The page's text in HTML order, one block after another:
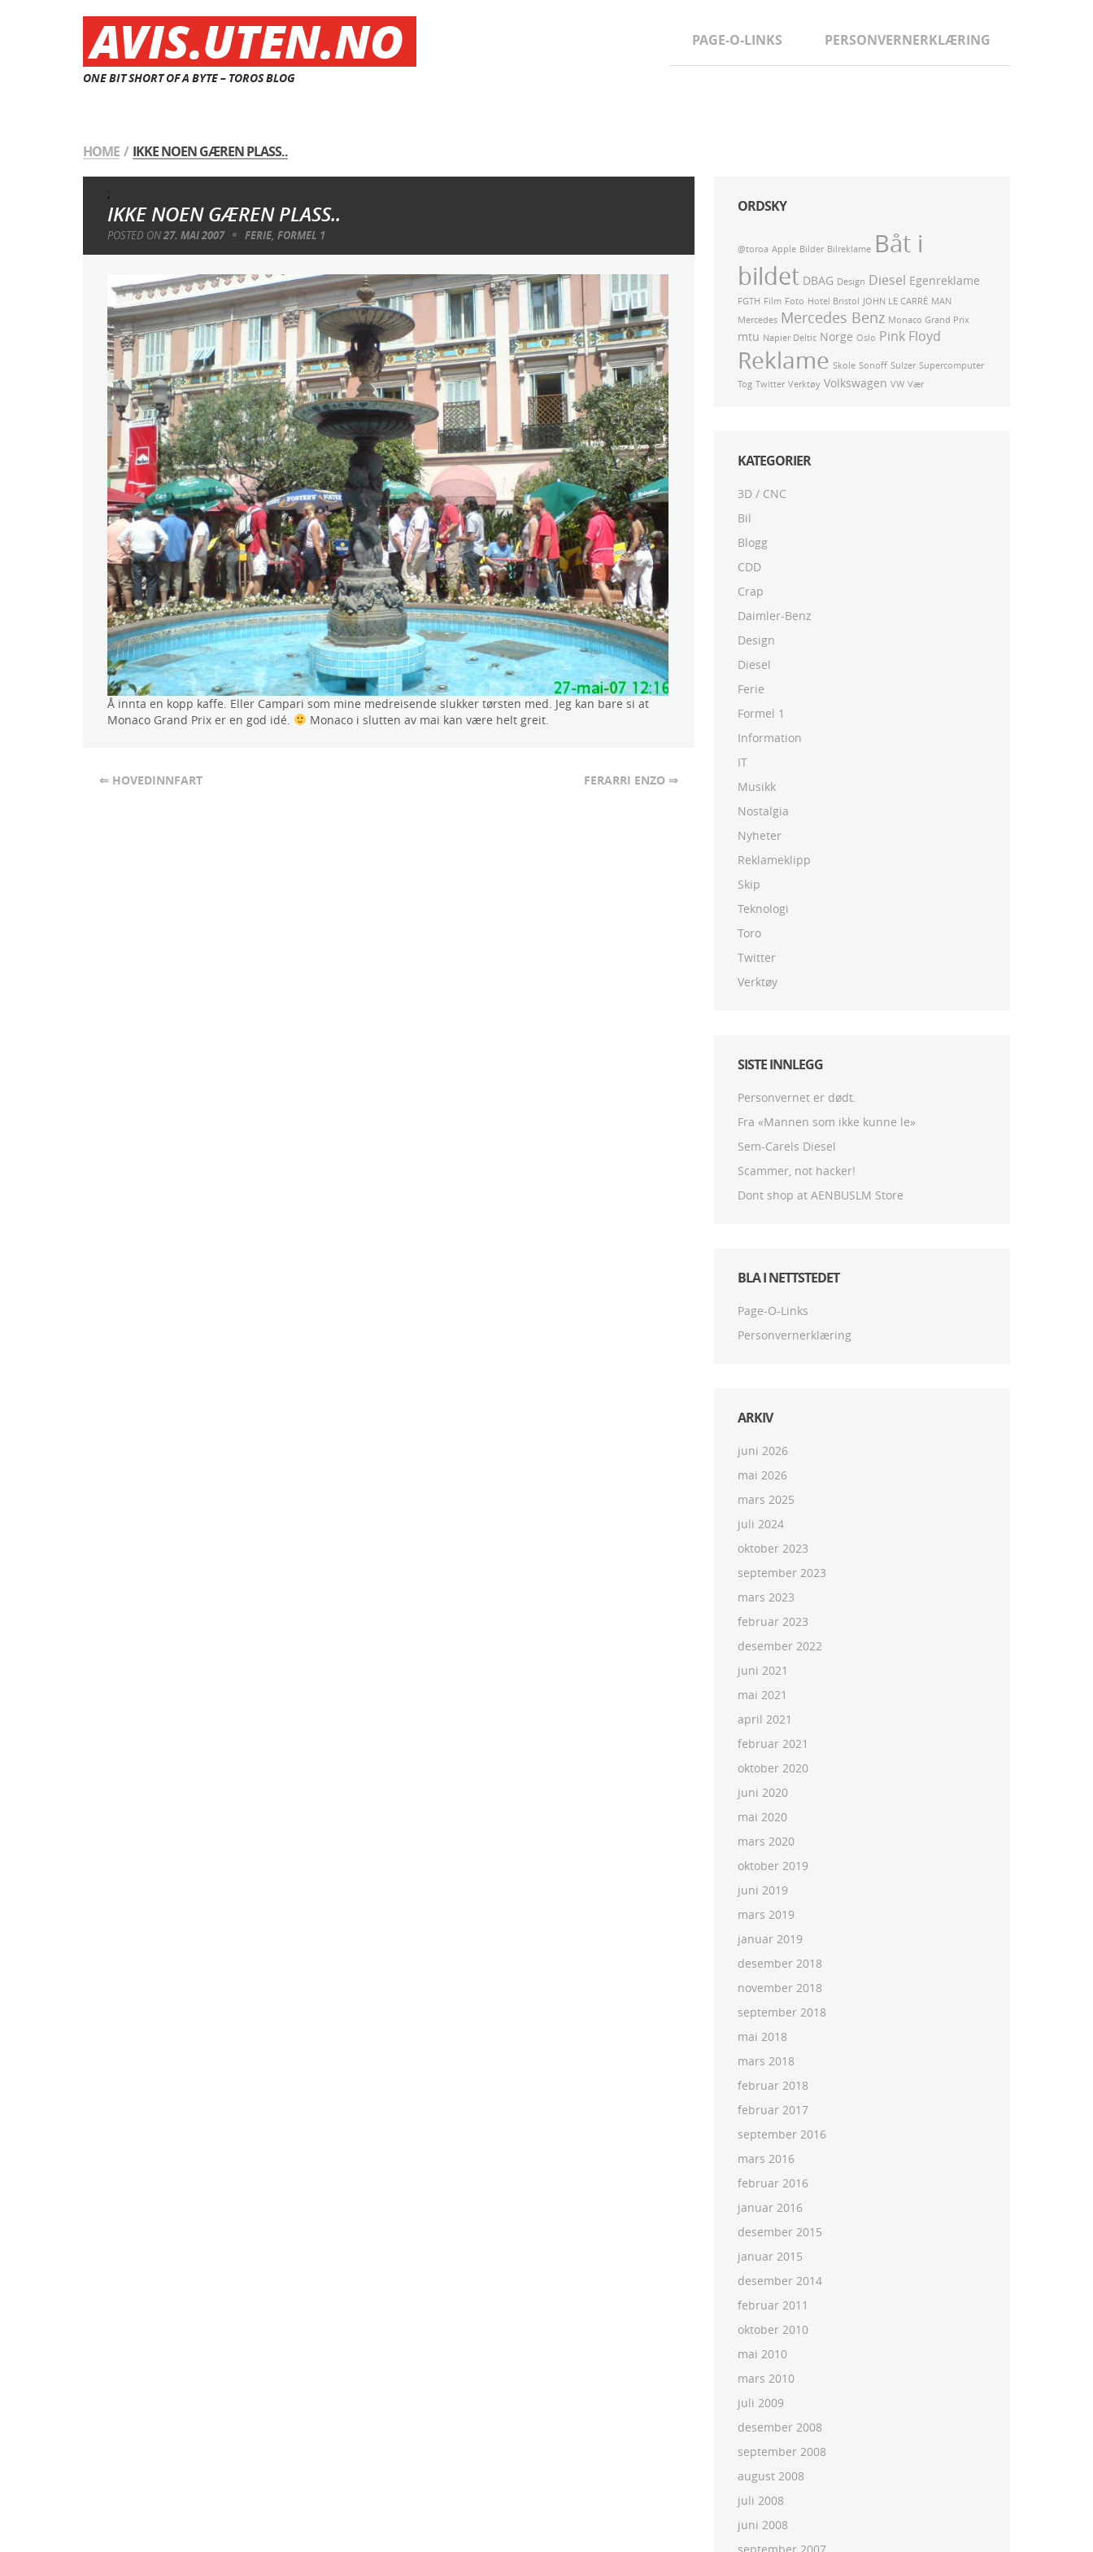
AVIS.UTEN.NO
ONE BIT SHORT OF A BYTE – TOROS BLOG
PAGE-O-LINKS PERSONVERNERKLÆRING
HOME / IKKE NOEN GÆREN PLASS..
;
IKKE NOEN GÆREN PLASS..
POSTED ON27. MAI 2007 FERIE, FORMEL 1
Å innta en kopp kaffe. Eller Campari som mine medreisende slukker tørsten med. Jeg kan bare si at
Monaco Grand Prix er en god idé.
Monaco i slutten av mai kan være helt greit.
⇐ HOVEDINNFART FERARRI ENZO ⇒
ORDSKY
@toroa Apple Bilder Bilreklame Båt i
bildet DBAG Design Diesel Egenreklame
FGTH Film Foto Hotel Bristol JOHN LE CARRÉ MAN
Mercedes Mercedes Benz Monaco Grand Prix
mtu Napier Deltic Norge Oslo Pink Floyd
Reklame Skole Sonoff Sulzer Supercomputer
Tog Twitter Verktøy Volkswagen VW Vær
KATEGORIER
3D / CNC
Bil
Blogg
CDD
Crap
Daimler-Benz
Design
Diesel
Ferie
Formel 1
Information
IT
Musikk
Nostalgia
Nyheter
Reklameklipp
Skip
Teknologi
Toro
Twitter
Verktøy
SISTE INNLEGG
Personvernet er dødt.
Fra «Mannen som ikke kunne le»
Sem-Carels Diesel
Scammer, not hacker!
Dont shop at AENBUSLM Store
BLA I NETTSTEDET
Page-O-Links
Personvernerklæring
ARKIV
juni 2026
mai 2026
mars 2025
juli 2024
oktober 2023
september 2023
mars 2023
februar 2023
desember 2022
juni 2021
mai 2021
april 2021
februar 2021
oktober 2020
juni 2020
mai 2020
mars 2020
oktober 2019
juni 2019
mars 2019
januar 2019
desember 2018
november 2018
september 2018
mai 2018
mars 2018
februar 2018
februar 2017
september 2016
mars 2016
februar 2016
januar 2016
desember 2015
januar 2015
desember 2014
februar 2011
oktober 2010
mai 2010
mars 2010
juli 2009
desember 2008
september 2008
august 2008
juli 2008
juni 2008